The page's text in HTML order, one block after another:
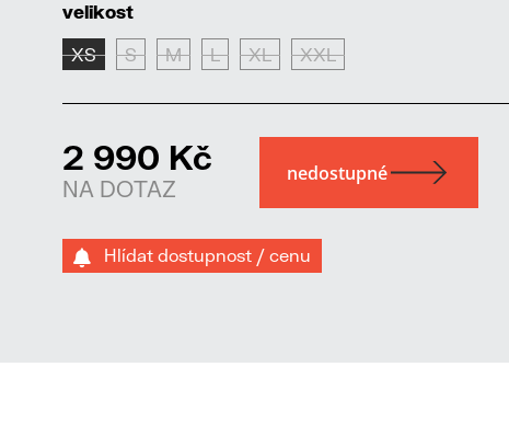
velikost
XS S M L XL XXL
2 990 Kč
NA DOTAZ
Hlídat dostupnost / cenu